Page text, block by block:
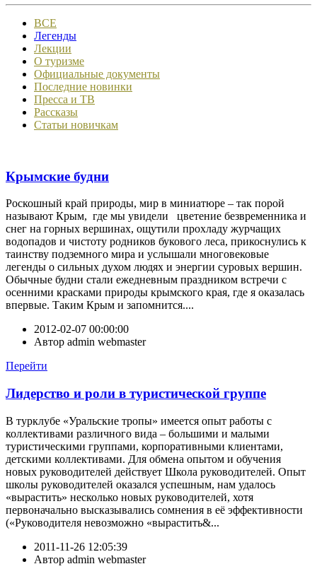
ВСЕ
Легенды
Лекции
О туризме
Официальные документы
Последние новинки
Пресса и ТВ
Рассказы
Статьи новичкам
Крымские будни
Роскошный край природы, мир в миниатюре – так порой
называют Крым, где мы увидели цветение безвременника и
снег на горных вершинах, ощутили прохладу журчащих
водопадов и чистоту родников букового леса, прикоснулись к
таинству подземного мира и услышали многовековые
легенды о сильных духом людях и энергии суровых вершин.
Обычные будни стали ежедневным праздником встречи с
осенними красками природы крымского края, где я оказалась
впервые. Таким Крым и запомнится....
2012-02-07 00:00:00
Автор admin webmaster
Перейти
Лидерство и роли в туристической группе
В турклубе «Уральские тропы» имеется опыт работы с
коллективами различного вида – большими и малыми
туристическими группами, корпоративными клиентами,
детскими коллективами. Для обмена опытом и обучения
новых руководителей действует Школа руководителей. Опыт
школы руководителей оказался успешным, нам удалось
«вырастить» несколько новых руководителей, хотя
первоначально высказывались сомнения в её эффективности
(«Руководителя невозможно «вырастить&...
2011-11-26 12:05:39
Автор admin webmaster